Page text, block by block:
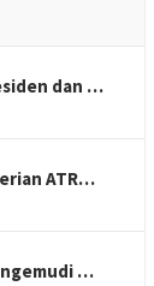
dan …
ATR…
…